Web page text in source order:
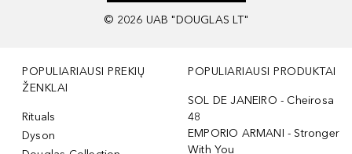
© 2026 UAB "DOUGLAS LT"
POPULIARIAUSI PREKIŲ
ŽENKLAI
Rituals
Dyson
POPULIARIAUSI PRODUKTAI
SOL DE JANEIRO - Cheirosa
48
EMPORIO ARMANI - Stronger
With You